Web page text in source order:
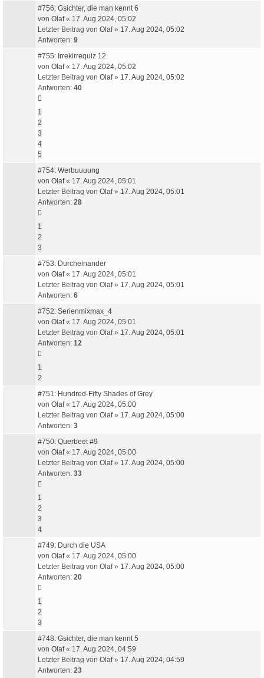
#756: Gsichter, die man kennt 6
von Olaf« 17. Aug 2024, 05:02
Letzter Beitrag von Olaf» 17. Aug 2024, 05:02
Antworten: 9
#755: Irrekirrequiz 12
von Olaf« 17. Aug 2024, 05:02
Letzter Beitrag von Olaf» 17. Aug 2024, 05:02
Antworten: 40
1
2
3
4
5
#754: Werbuuuung
von Olaf« 17. Aug 2024, 05:01
Letzter Beitrag von Olaf» 17. Aug 2024, 05:01
Antworten: 28
1
2
3
#753: Durcheinander
von Olaf« 17. Aug 2024, 05:01
Letzter Beitrag von Olaf» 17. Aug 2024, 05:01
Antworten: 6
#752: Serienmixmax_4
von Olaf« 17. Aug 2024, 05:01
Letzter Beitrag von Olaf» 17. Aug 2024, 05:01
Antworten: 12
1
2
#751: Hundred-Fifty Shades of Grey
von Olaf« 17. Aug 2024, 05:00
Letzter Beitrag von Olaf» 17. Aug 2024, 05:00
Antworten: 3
#750: Querbeet #9
von Olaf« 17. Aug 2024, 05:00
Letzter Beitrag von Olaf» 17. Aug 2024, 05:00
Antworten: 33
1
2
3
4
#749: Durch die USA
von Olaf« 17. Aug 2024, 05:00
Letzter Beitrag von Olaf» 17. Aug 2024, 05:00
Antworten: 20
1
2
3
#748: Gsichter, die man kennt 5
von Olaf« 17. Aug 2024, 04:59
Letzter Beitrag von Olaf» 17. Aug 2024, 04:59
Antworten: 23